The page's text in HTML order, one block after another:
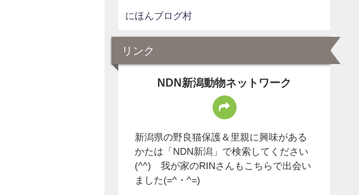
にほんブログ村
リンク
NDN新潟動物ネットワーク
新潟県の野良猫保護＆里親に興味がある
かたは「NDN新潟」で検索してください
(^^) 我が家のRINさんもこちらで出会い
ました(=^・^=)